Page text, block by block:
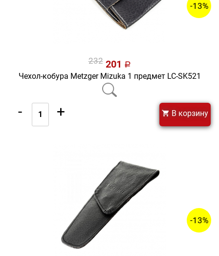
-13%
232201 a
Чехол-кобура Metzger Mizuka 1 предмет LC-SK521
- + В корзину
-13%